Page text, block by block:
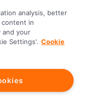
comece com
analysis, better
content in
and your
Settings'. Cookie